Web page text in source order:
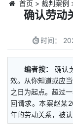
首页 > 裁判案例
确认劳动
时间：
编者按：
确认
效。从你知道或应
之日为起点。超过
回请求。本案赵某
年的劳动关系，被认